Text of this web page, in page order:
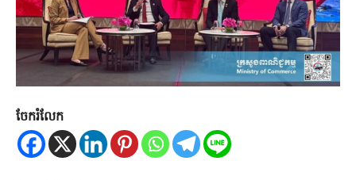
ចែករំលែក